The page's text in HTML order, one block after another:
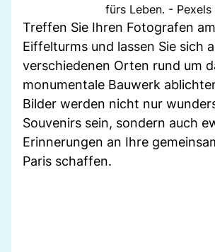
fürs Leben. - Pexels
Treffen Sie Ihren Fotografen
Eiffelturms und lassen Sie sich
verschiedenen Orten rund um
monumentale Bauwerk
Bilder werden nicht nur
Souvenirs sein, sondern auch
Erinnerungen an Ihre
Paris schaffen.